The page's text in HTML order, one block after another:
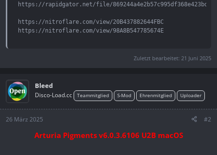
https://rapidgator.net/file/
https://nitroflare.com/view/20B437882644FBC
https://nitroflare.com/view/98A8B547785674E
Zuletzt bearbeitet: 21 Juni 2025
Bleed
Disco-Load.cc Teammitglied S-Mod Ehrenmitglied Uploader
26 März 2025 #2
Arturia Pigments v6.0.3.6106 U2B macOS